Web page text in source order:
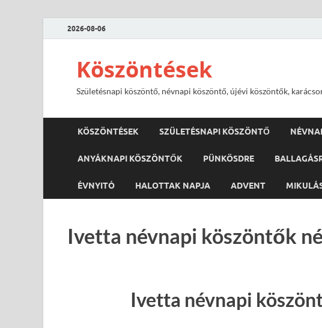
2026-08-06
Köszöntések
Születésnapi köszöntő, névnapi köszöntő, újévi köszöntők,
KÖSZÖNTÉSEK SZÜLETÉSNAPI KÖSZÖNTŐ
ANYÁKNAPI KÖSZÖNTŐK PÜNKÖSDRE
ÉVNYITÓ HALOTTAK NAPJA ADVENT
Ivetta névnapi köszöntők
Ivetta névnapi